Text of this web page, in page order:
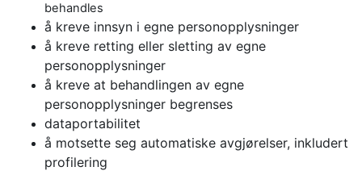
behandles
å kreve innsyn i egne personopplysninger
å kreve retting eller sletting av egne
personopplysninger
å kreve at behandlingen av egne
personopplysninger begrenses
dataportabilitet
å motsette seg automatiske avgjørelser, inkludert
profilering